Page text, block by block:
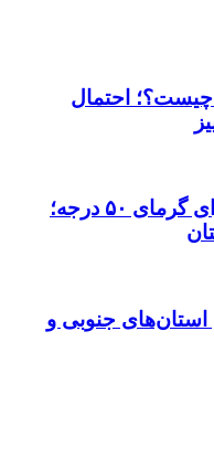
چیست؟؛ احتمال
هشدار قرمز هواشناسی برای گرمای ۵۰ درجه؛
استان‌های جنوبی و